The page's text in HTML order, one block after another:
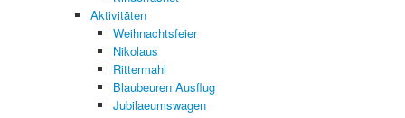
Aktivitäten
Weihnachtsfeier
Nikolaus
Rittermahl
Blaubeuren Ausflug
Jubilaeumswagen